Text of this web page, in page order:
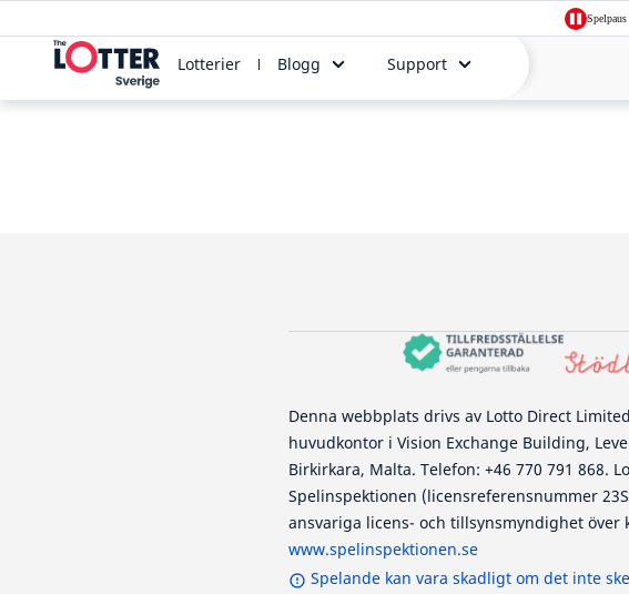
Lotterier Blogg Support
Spelpaus
Denna webbplats drivs av Lotto Direct
huvudkontor i Vision Exchange Building,
Birkirkara, Malta. Telefon: +46 770 791 868.
Spelinspektionen (licensreferensnummer
ansvariga licens- och tillsynsmyndighet
www.spelinspektionen.se
Spelande kan vara skadligt om det inte